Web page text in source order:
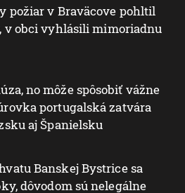
postupne o 200 eur
v obci vyhlásili mimoriadnu
portugalská zatvára
aj Španielsku